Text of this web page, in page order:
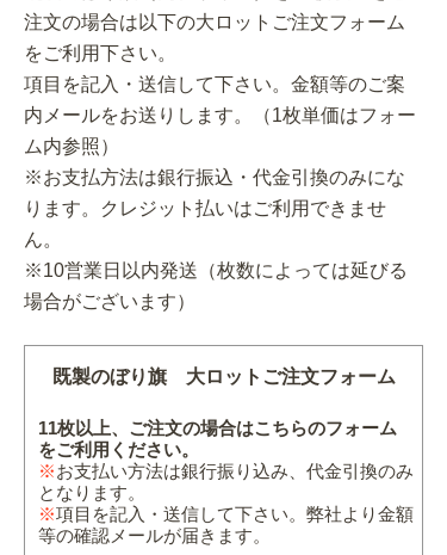
注文の場合は以下の大ロットご注文フォーム
をご利用下さい。
項目を記入・送信して下さい。金額等のご案
内メールをお送りします。（1枚単価はフォー
ム内参照）
※お支払方法は銀行振込・代金引換のみにな
ります。クレジット払いはご利用できませ
ん。
※10営業日以内発送（枚数によっては延びる
場合がございます）